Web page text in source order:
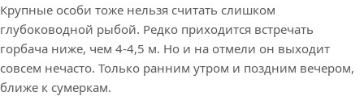
Крупные особи тоже нельзя считать слишком
глубоководной рыбой. Редко приходится встречать
горбача ниже, чем 4-4,5 м. Но и на отмели он выходит
совсем нечасто. Только ранним утром и поздним вечером,
ближе к сумеркам.